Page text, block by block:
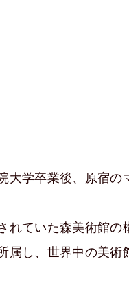
大学卒業後、原宿の
れていた森美術館の
属し、世界中の美術